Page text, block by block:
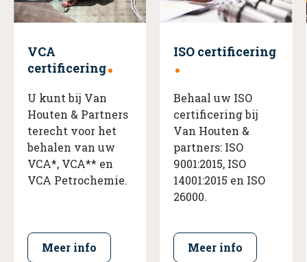
VCA
certificering
U kunt bij Van
Houten & Partners
terecht voor het
behalen van uw
VCA*, VCA** en
VCA Petrochemie.
Meer info
ISO certificering
Behaal uw ISO
certificering bij
Van Houten &
partners: ISO
9001:2015, ISO
14001:2015 en ISO
26000.
Meer info